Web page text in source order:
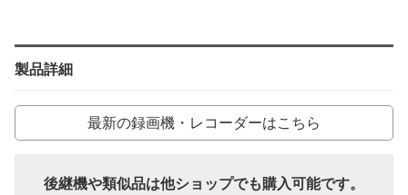
製品詳細
最新の録画機・レコーダーはこちら
後継機や類似品は他ショップでも購入可能です。